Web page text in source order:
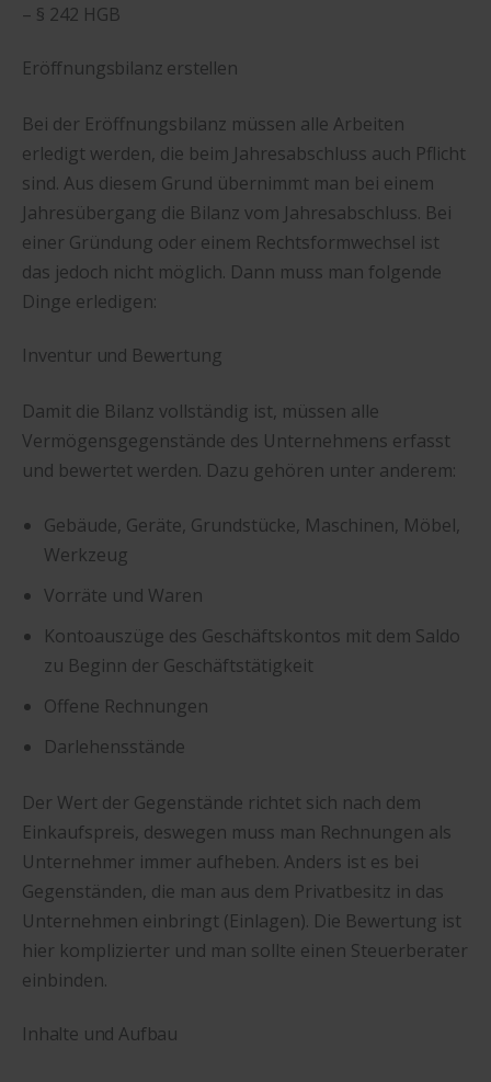
– § 242 HGB
Eröffnungsbilanz erstellen
Bei der Eröffnungsbilanz müssen alle Arbeiten
erledigt werden, die beim Jahresabschluss auch Pflicht
sind. Aus diesem Grund übernimmt man bei einem
Jahresübergang die Bilanz vom Jahresabschluss. Bei
einer Gründung oder einem Rechtsformwechsel ist
das jedoch nicht möglich. Dann muss man folgende
Dinge erledigen:
Inventur und Bewertung
Damit die Bilanz vollständig ist, müssen alle
Vermögensgegenstände des Unternehmens erfasst
und bewertet werden. Dazu gehören unter anderem:
Gebäude, Geräte, Grundstücke, Maschinen, Möbel,
Werkzeug
Vorräte und Waren
Kontoauszüge des Geschäftskontos mit dem Saldo
zu Beginn der Geschäftstätigkeit
Offene Rechnungen
Darlehensstände
Der Wert der Gegenstände richtet sich nach dem
Einkaufspreis, deswegen muss man Rechnungen als
Unternehmer immer aufheben. Anders ist es bei
Gegenständen, die man aus dem Privatbesitz in das
Unternehmen einbringt (Einlagen). Die Bewertung ist
hier komplizierter und man sollte einen Steuerberater
einbinden.
Inhalte und Aufbau